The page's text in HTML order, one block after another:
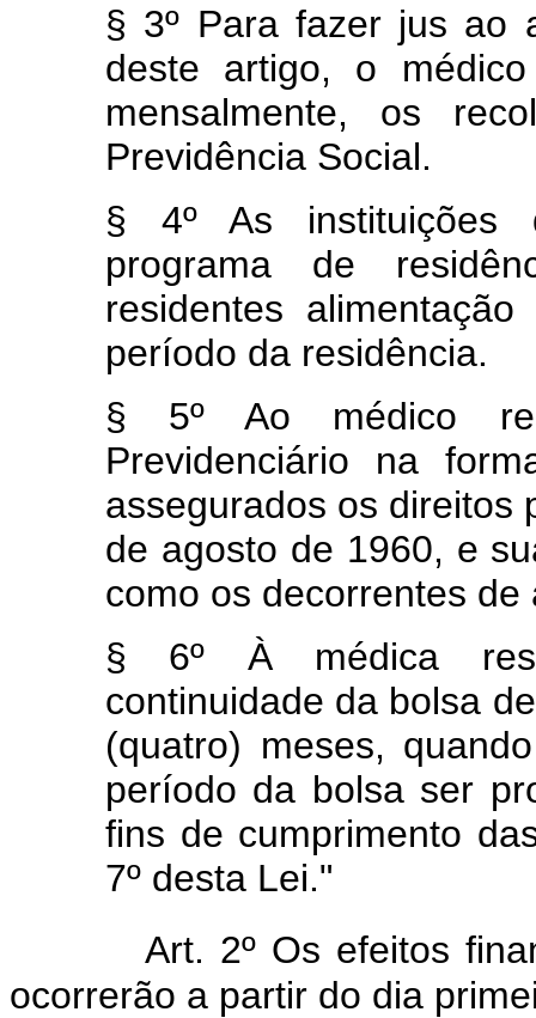
§ 3º Para fazer jus ao
deste artigo, o
mensalmente, os
Previdência Social.
§ 4º As instituições
programa de
residentes
período da residência.
§ 5º Ao médico
Previdenciário na
assegurados os direitos
de agosto de 1960, e
como os decorrentes
§ 6º À médica
continuidade da bolsa
(quatro) meses,
período da bolsa ser
fins de cumprimento
7º desta Lei."
Art. 2º Os efeitos
ocorrerão a partir do dia